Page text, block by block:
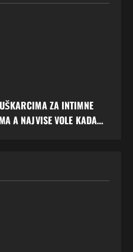
ZA INTIMNE
A NAJVISE VOLE KADA…